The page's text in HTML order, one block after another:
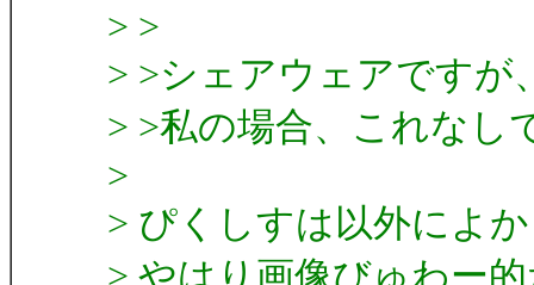
> >
> >シェアウェアですが
> >私の場合、これなし
>
> ぴくしすは以外によ
> やはり画像びゅわー